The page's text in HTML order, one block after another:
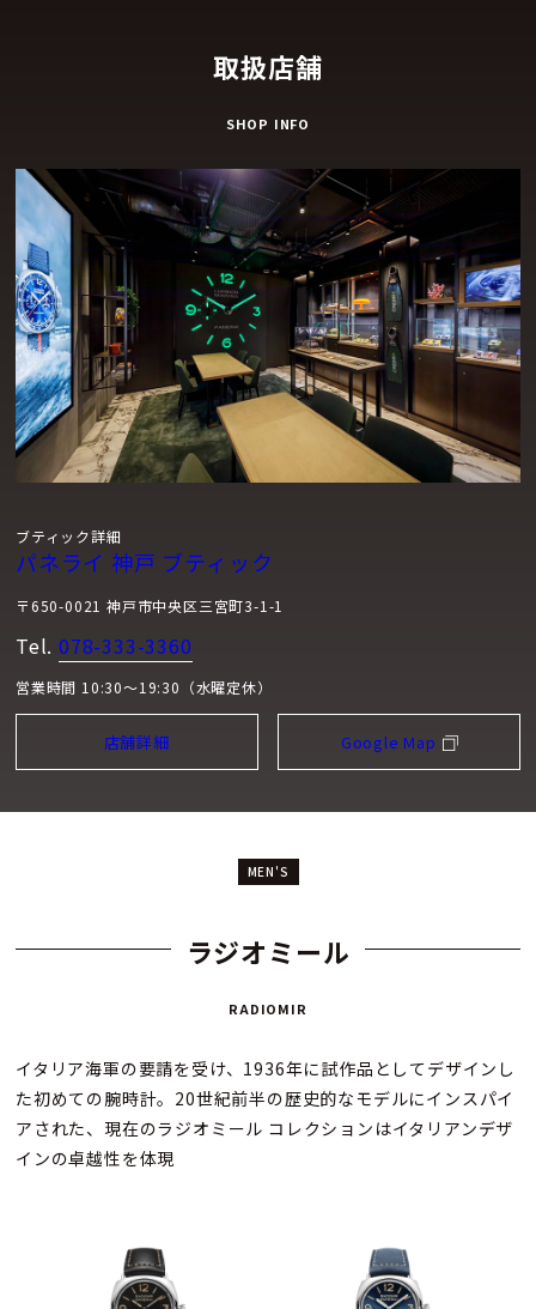
取扱店舗
SHOP INFO
ブティック詳細
パネライ 神戸 ブティック
〒650-0021 神戸市中央区三宮町3-1-1
Tel. 078-333-3360
営業時間 10:30～19:30（水曜定休）
店舗詳細 Google Map
MEN'S
ラジオミール
RADIOMIR
イタリア海軍の要請を受け、1936年に試作品としてデザインし
た初めての腕時計。20世紀前半の歴史的なモデルにインスパイ
アされた、現在のラジオミール コレクションはイタリアンデザ
インの卓越性を体現